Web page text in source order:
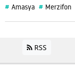
# Amasya # Merzifon
RSS